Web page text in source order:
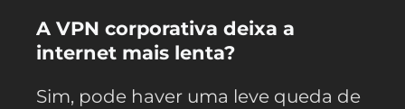
A VPN corporativa deixa a
internet mais lenta?
Sim, pode haver uma leve queda de